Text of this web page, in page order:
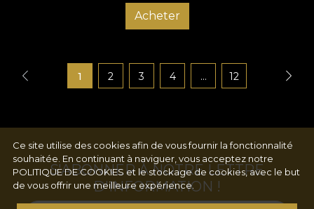
Acheter
1 2 3 4 ... 12
Ce site utilise des cookies afin de vous fournir la fonctionnalité
souhaitée. En continuant à naviguer, vous acceptez notre
POLITIQUE DE COOKIES et le stockage de cookies, avec le but
de vous offrir une meilleure expérience.
S'ABONNER À NOTRE LETTRE
D'INFORMATION !